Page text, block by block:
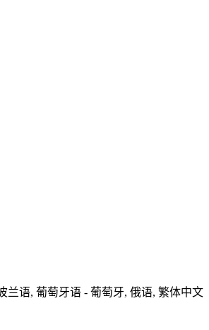
兰语, 葡萄牙语 - 葡萄牙, 俄语, 繁体中文